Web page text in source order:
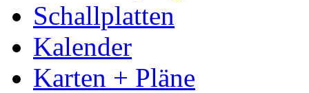
Schallplatten
Kalender
Karten + Pläne